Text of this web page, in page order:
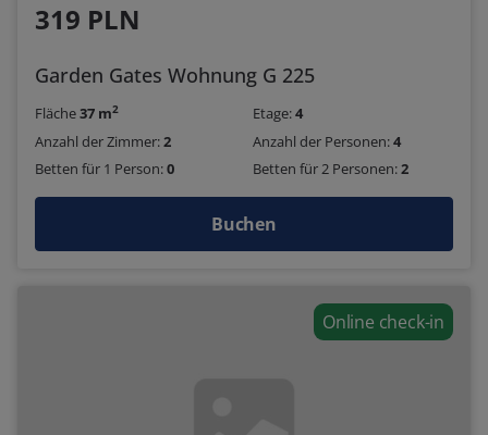
319 PLN
Garden Gates Wohnung G 225
Fläche37 m2 Etage:4
Anzahl der Zimmer:2 Anzahl der Personen:4
Betten für 1 Person:0 Betten für 2 Personen:2
Buchen
Online check-in